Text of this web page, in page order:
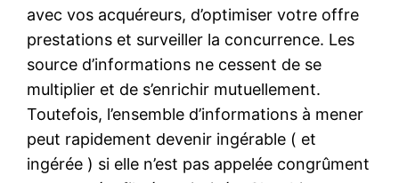
avec vos acquéreurs, d’optimiser votre offre
prestations et surveiller la concurrence. Les
source d’informations ne cessent de se
multiplier et de s’enrichir mutuellement.
Toutefois, l’ensemble d’informations à mener
peut rapidement devenir ingérable ( et
ingérée ) si elle n’est pas appelée congrûment